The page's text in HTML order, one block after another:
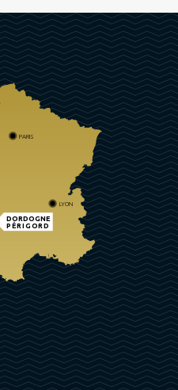
DORDOGNE
PÉRIGORD
PARIS
LYON